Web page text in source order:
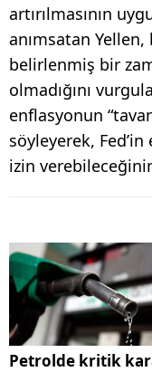
artırılmasının
anımsatan Yellen,
belirlenmiş bir
olmadığını
enflasyonun
söyleyerek,
izin
Petrolde kritik